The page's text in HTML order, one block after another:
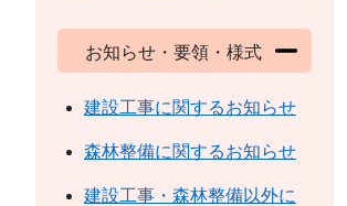
お知らせ・要領・様式
建設工事に関するお知らせ
森林整備に関するお知らせ
建設工事・森林整備以外に